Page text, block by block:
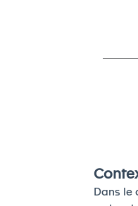
Dans le